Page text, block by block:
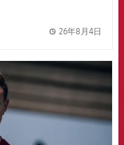
26年8月4日
badge